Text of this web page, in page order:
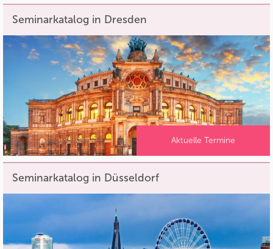
Seminarkatalog in Dresden
Aktuelle Termine
Seminarkatalog in Düsseldorf